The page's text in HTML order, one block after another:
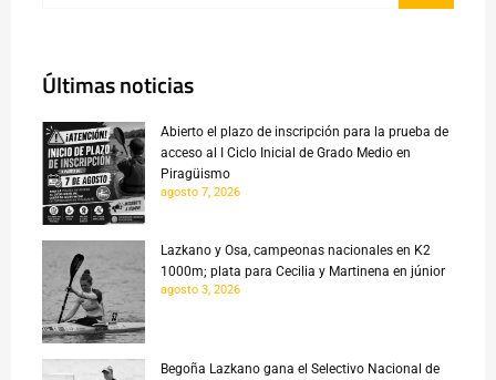
Últimas noticias
Abierto el plazo de inscripción para la prueba de
acceso al I Ciclo Inicial de Grado Medio en
Piragüismo
agosto 7, 2026
Lazkano y Osa, campeonas nacionales en K2
1000m; plata para Cecilia y Martinena en júnior
agosto 3, 2026
Begoña Lazkano gana el Selectivo Nacional de